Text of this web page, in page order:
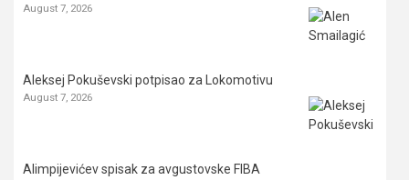
August 7, 2026
Aleksej Pokuševski potpisao za Lokomotivu
August 7, 2026
Alimpijevićev spisak za avgustovske FIBA